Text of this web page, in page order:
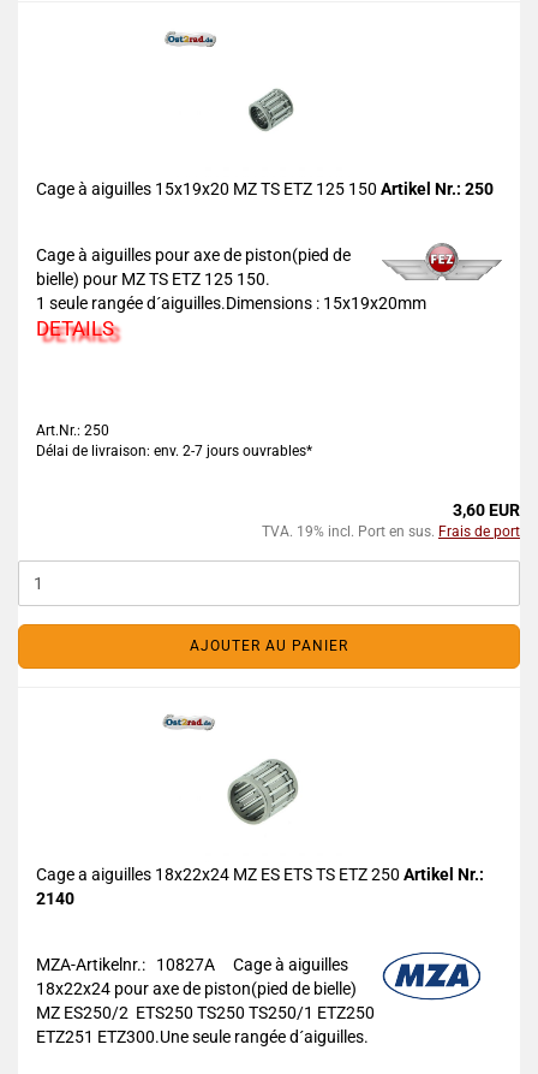
Cage à aiguilles 15x19x20 MZ TS ETZ 125 150 Artikel Nr.: 250
Cage à aiguilles pour axe de piston(pied de
bielle) pour MZ TS ETZ 125 150.
1 seule rangée d´aiguilles.Dimensions : 15x19x20mm
DETAILS
Art.Nr.: 250
Délai de livraison: env. 2-7 jours ouvrables*
3,60 EUR
TVA. 19% incl. Port en sus. Frais de port
AJOUTER AU PANIER
Cage a aiguilles 18x22x24 MZ ES ETS TS ETZ 250 Artikel Nr.:
2140
MZA-Artikelnr.: 10827A
Cage à aiguilles
18x22x24 pour axe de piston(pied de bielle)
MZ ES250/2 ETS250 TS250 TS250/1 ETZ250
ETZ251 ETZ300.Une seule rangée d´aiguilles.